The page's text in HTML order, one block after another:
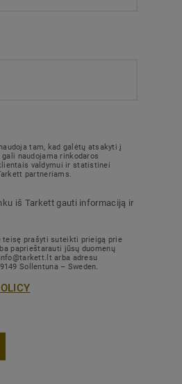
tam, kad galėtų atsakyti į
naudojama rinkodaros
valdymui ir statistinei
partneriams.
iš Tarkett gauti informaciją ir
prašyti suteikti prieigą prie
paprieštarauti jūsų duomenų
arba adresu
Sollentuna – Sweden.